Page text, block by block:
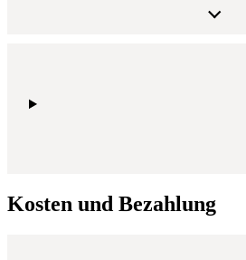
Kosten und Bezahlung